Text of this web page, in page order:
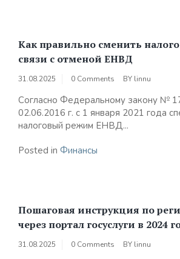
Как правильно сменить
связи с отменой ЕНВД
31.08.2025 0 Comments BY linnu
Согласно Федеральному закону №
02.06.2016 г. с 1 января 2021 года
налоговый режим ЕНВД...
Posted in Финансы
Пошаговая инструкция по
через портал госуслуги в 2024
31.08.2025 0 Comments BY linnu